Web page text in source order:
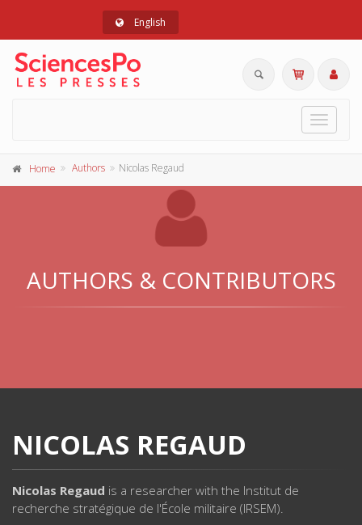
English
Toggle
Home Authors Nicolas Regaud
AUTHORS & CONTRIBUTORS
NICOLAS REGAUD
Nicolas Regaud is a researcher with the Institut de
recherche stratégique de l'École militaire (IRSEM).